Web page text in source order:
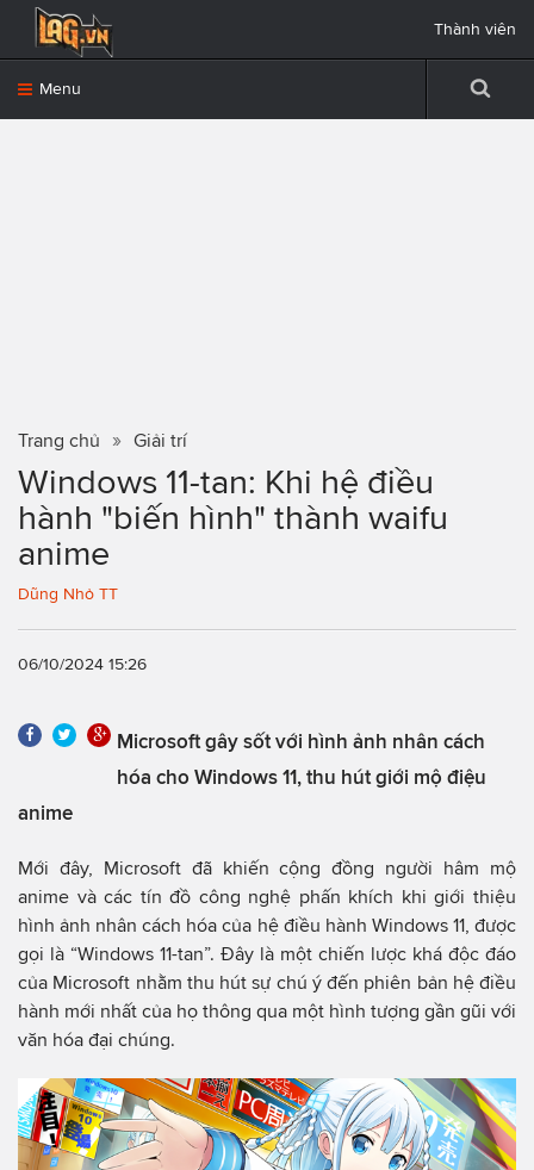
Menu
Thành viên
Trang chủ Giải trí
Windows 11-tan: Khi hệ điều
hành "biến hình" thành waifu
anime
Dũng Nhỏ TT
06/10/2024 15:26
Microsoft gây sốt với hình ảnh nhân cách
hóa cho Windows 11, thu hút giới mộ điệu
anime
Mới đây, Microsoft đã khiến cộng đồng người hâm mộ
anime và các tín đồ công nghệ phấn khích khi giới thiệu
hình ảnh nhân cách hóa của hệ điều hành Windows 11, được
gọi là “Windows 11-tan”. Đây là một chiến lược khá độc đáo
của Microsoft nhằm thu hút sự chú ý đến phiên bản hệ điều
hành mới nhất của họ thông qua một hình tượng gần gũi với
văn hóa đại chúng.